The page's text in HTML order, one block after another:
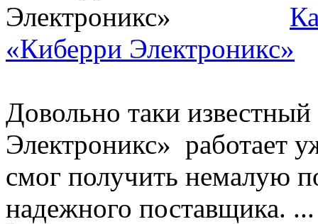
«Киберри Электроникс»
Довольно таки
Электроникс» работает
смог получить немалую
надежного поставщика. ...